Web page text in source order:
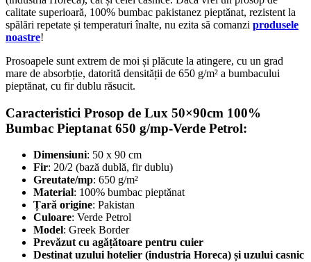
calitate superioară, 100% bumbac pakistanez pieptănat, rezistent la
spălări repetate și temperaturi înalte, nu ezita să comanzi produsele
noastre!
Prosoapele sunt extrem de moi și plăcute la atingere, cu un grad
mare de absorbție, datorită densității de 650 g/m² a bumbacului
pieptănat, cu fir dublu răsucit.
Caracteristici Prosop de Lux 50×90cm 100%
Bumbac Pieptanat 650 g/mp-Verde Petrol:
Dimensiuni: 50 x 90 cm
Fir: 20/2 (bază dublă, fir dublu)
Greutate/mp: 650 g/m²
Material: 100% bumbac pieptănat
Țară origine: Pakistan
Culoare: Verde Petrol
Model: Greek Border
Prevăzut cu agățătoare pentru cuier
Destinat uzului hotelier (industria Horeca) și uzului casnic